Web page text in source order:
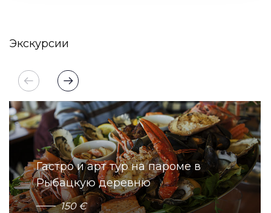
Экскурсии
Гастро и арт тур на пароме в
Рыбацкую деревню
150 €